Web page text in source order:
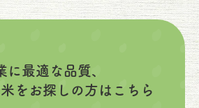
に最適な品質、
をお探しの方はこちら